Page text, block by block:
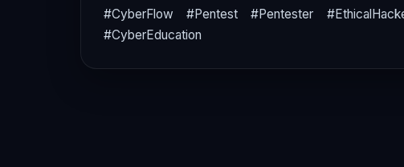
#CyberFlow #Pentest #Pentester
#CyberEducation